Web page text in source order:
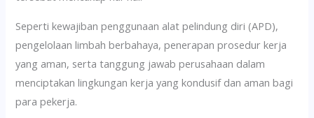
Seperti kewajiban penggunaan alat pelindung diri (APD),
pengelolaan limbah berbahaya, penerapan prosedur kerja
yang aman, serta tanggung jawab perusahaan dalam
menciptakan lingkungan kerja yang kondusif dan aman bagi
para pekerja.